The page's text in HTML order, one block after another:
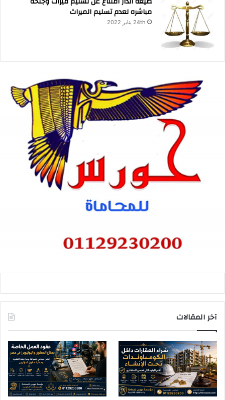
مباشره لعدم تسليم الميراث
24th يناير 2022
آخر المقالات